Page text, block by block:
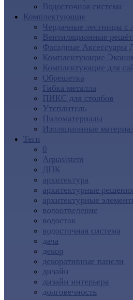
Водосточная система
Комплектующие
Чердачные лестницы с
Вентиляционные
Фасадные Аксессуары
Комплектующие
Комплектующие для
Обрешетка
Гибка металла
ПИКС для столбов
Утеплитель
Пиломатериалы
Изоляционные
Теги
0
Aquasistem
ДПК
архитектура
архитектурные решения
архитектурные
водоотведение
водосток
водосточная система
дача
декор
декоративные панели
дизайн
дизайн интерьера
долговечность